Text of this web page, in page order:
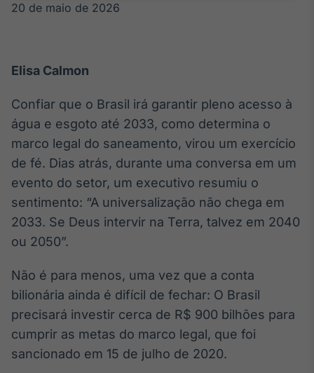
Broadcast
Político
Os bastidores da
política em
tempo real
Broadcast
Energia
Broadcast
Plataforma para
conteúdos
20 de maio de 2026
Elisa Calmon
Confiar que o Brasil irá garantir pleno acesso à
água e esgoto até 2033, como determina o
marco legal do saneamento, virou um exercício
de fé. Dias atrás, durante uma conversa em um
evento do setor, um executivo resumiu o
sentimento: “A universalização não chega em
2033. Se Deus intervir na Terra, talvez em 2040
ou 2050”.
Não é para menos, uma vez que a conta
bilionária ainda é difícil de fechar: O Brasil
precisará investir cerca de R$ 900 bilhões para
cumprir as metas do marco legal, que foi
sancionado em 15 de julho de 2020.